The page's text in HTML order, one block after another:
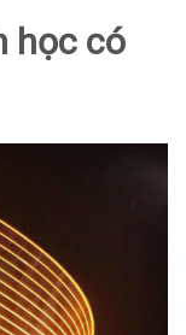
học có